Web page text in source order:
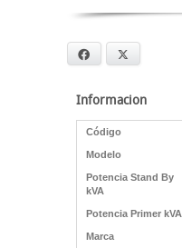
Facebook
Informacion
Código
Modelo
Potencia Stand By
kVA
Potencia Primer kVA
Marca